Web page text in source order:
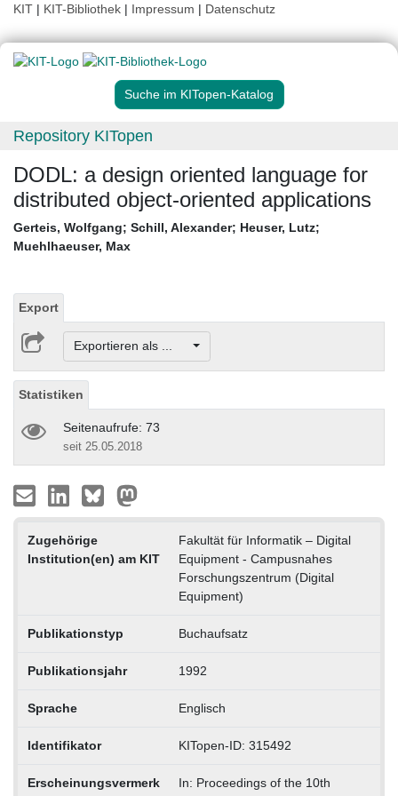
KIT | KIT-Bibliothek | Impressum | Datenschutz
Suche im KITopen-Katalog
Repository KITopen
DODL: a design oriented language for
distributed object-oriented applications
Gerteis, Wolfgang; Schill, Alexander; Heuser, Lutz;
Muehlhaeuser, Max
Export
Exportieren als ...
Statistiken
Seitenaufrufe: 73
seit 25.05.2018
Zugehörige
Institution(en) am KIT
Fakultät für Informatik – Digital
Equipment - Campusnahes
Forschungszentrum (Digital
Equipment)
Publikationstyp Buchaufsatz
Publikationsjahr 1992
Sprache Englisch
Identifikator KITopen-ID: 315492
Erscheinungsvermerk
In: Proceedings of the 10th